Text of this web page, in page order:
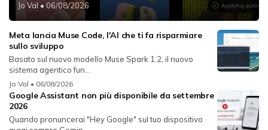
Jo Val • 06/08/2026
Meta lancia Muse Code, l'AI che ti fa risparmiare
sullo sviluppo
Basato sul nuovo modello Muse Spark 1.2, il nuovo
sistema agentico fun...
Jo Val • 06/08/2026
Google Assistant non più disponibile da settembre
2026
Quando pronuncerai "Hey Google" sul tuo dispositivo